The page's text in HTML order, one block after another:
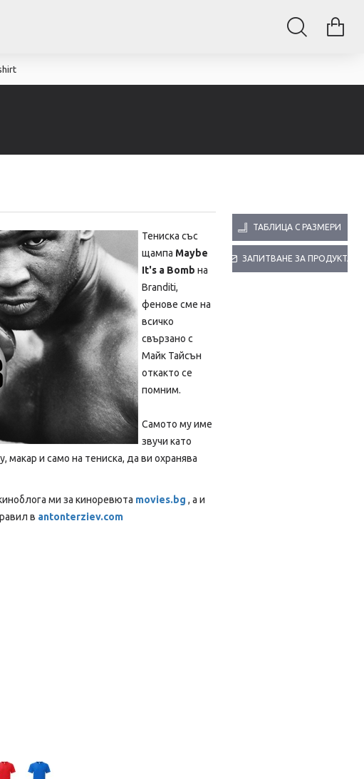
Тениска със
щампа Maybe
It's a Bomb на
Branditi,
фенове сме на
всичко
свързано с
Майк Тайсън
откакто се
помним.
Самото му име
звучи като
и само на тениска, да ви охранява
ми за киноревюта movies.bg , а и
в antonterziev.com
ТАБЛИЦА С РАЗМЕРИ
ЗАПИТВАНЕ ЗА ПРОДУКТА